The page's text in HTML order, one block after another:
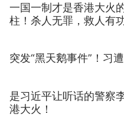
一国一制才是香港大火
柱！杀人无罪，救人有
突发“黑天鹅事件”！习
是习近平让听话的警察
港大火！